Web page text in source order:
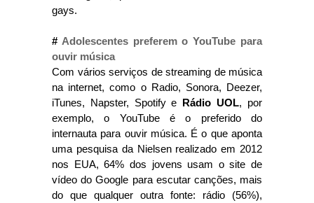
gays.
# Adolescentes preferem o YouTube para
ouvir música
Com vários serviços de streaming de música
na internet, como o Radio, Sonora, Deezer,
iTunes, Napster, Spotify e Rádio UOL, por
exemplo, o YouTube é o preferido do
internauta para ouvir música. É o que aponta
uma pesquisa da Nielsen realizado em 2012
nos EUA, 64% dos jovens usam o site de
vídeo do Google para escutar canções, mais
do que qualquer outra fonte: rádio (56%),